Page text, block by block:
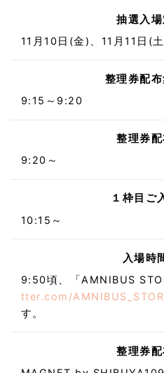
抽選入場
11月10日(金)、11月11日(
整理券配
9:15～9:20
整理券配
9:20～
１枠目ご
10:15～
入場時
9:50頃、「AMNIBUS
tter.com/
す。
整理券